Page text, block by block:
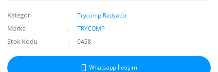
Kategori Trycomp Radyatör
Marka TRYCOMP
Stok Kodu 0458
Whatsapp İletişim